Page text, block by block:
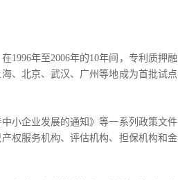
年至2006年的10年间，专利质押融
、北京、武汉、广州等地成为首批试点
小企业发展的通知》等一系列政策文件
权服务机构、评估机构、担保机构和金